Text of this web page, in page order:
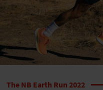
The NB Earth Run 2022